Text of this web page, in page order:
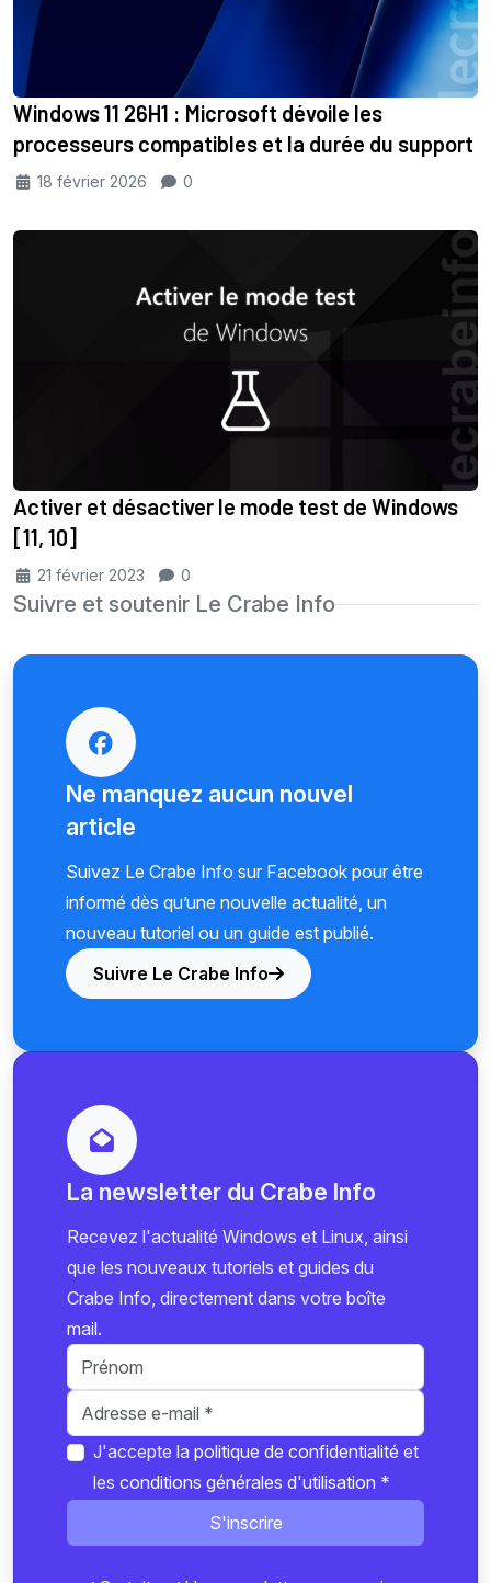
Windows 11 26H1 : Microsoft dévoile les
processeurs compatibles et la durée du support
18 février 2026 0
Activer et désactiver le mode test de Windows
[11, 10]
21 février 2023 0
Suivre et soutenir Le Crabe Info
Ne manquez aucun nouvel
article
Suivez Le Crabe Info sur Facebook pour être
informé dès qu’une nouvelle actualité, un
nouveau tutoriel ou un guide est publié.
Suivre Le Crabe Info
La newsletter du Crabe Info
Recevez l'actualité Windows et Linux, ainsi
que les nouveaux tutoriels et guides du
Crabe Info, directement dans votre boîte
mail.
J'accepte la politique de confidentialité et
les conditions générales d'utilisation *
S'inscrire